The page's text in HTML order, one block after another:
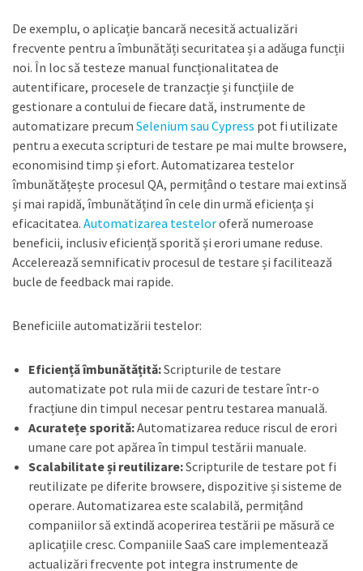
De exemplu, o aplicație bancară necesită actualizări
frecvente pentru a îmbunătăți securitatea și a adăuga funcții
noi. În loc să testeze manual funcționalitatea de
autentificare, procesele de tranzacție și funcțiile de
gestionare a contului de fiecare dată, instrumente de
automatizare precum Selenium sau Cypress pot fi utilizate
pentru a executa scripturi de testare pe mai multe browsere,
economisind timp și efort. Automatizarea testelor
îmbunătățește procesul QA, permițând o testare mai extinsă
și mai rapidă, îmbunătățind în cele din urmă eficiența și
eficacitatea. Automatizarea testeloroferă numeroase
beneficii, inclusiv eficiență sporită și erori umane reduse.
Accelerează semnificativ procesul de testare și facilitează
bucle de feedback mai rapide.
Beneficiile automatizării testelor:
Eficiență îmbunătățită:Scripturile de testare
automatizate pot rula mii de cazuri de testare într-o
fracțiune din timpul necesar pentru testarea manuală.
Acuratețe sporită:Automatizarea reduce riscul de erori
umane care pot apărea în timpul testării manuale.
Scalabilitate și reutilizare:Scripturile de testare pot fi
reutilizate pe diferite browsere, dispozitive și sisteme de
operare. Automatizarea este scalabilă, permițând
companiilor să extindă acoperirea testării pe măsură ce
aplicațiile cresc. Companiile SaaS care implementează
actualizări frecvente pot integra instrumente de